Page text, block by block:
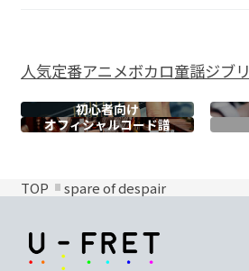
人気定番アニメボカロ童謡ジブリ
初心者向け
オフィシャルコード譜
TOP spare of despair